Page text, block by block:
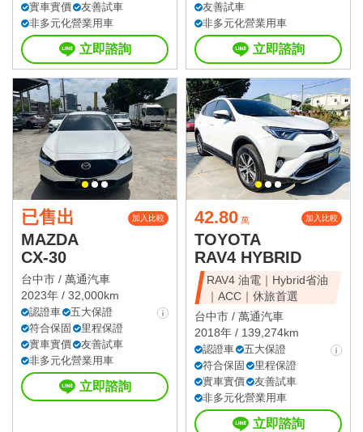
實車實價
友善試車
非多元化營業用車
立即諮詢
友善試車
非多元化營業用車
立即諮詢
已售出 加入比較
MAZDA
CX-30
台中市 / 萬通汽車
2023年 / 32,000km
認證車
五大保證
符合保固
里程保證
實車實價
友善試車
非多元化營業用車
立即諮詢
42.80 萬 加入比較
TOYOTA
RAV4 HYBRID
RAV4 油電｜Hybrid省油
｜ACC｜休旅首選
台中市 / 萬通汽車
2018年 / 139,274km
認證車
五大保證
符合保固
里程保證
實車實價
友善試車
非多元化營業用車
立即諮詢